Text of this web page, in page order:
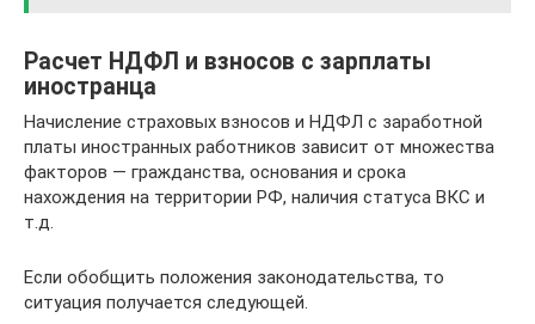
Расчет НДФЛ и взносов с зарплаты
иностранца
Начисление страховых взносов и НДФЛ с заработной
платы иностранных работников зависит от множества
факторов — гражданства, основания и срока
нахождения на территории РФ, наличия статуса ВКС и
т.д.
Если обобщить положения законодательства, то
ситуация получается следующей.